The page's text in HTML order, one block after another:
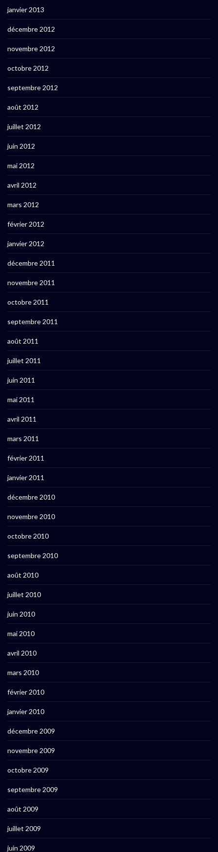
janvier 2013
décembre 2012
novembre 2012
octobre 2012
septembre 2012
août 2012
juillet 2012
juin 2012
mai 2012
avril 2012
mars 2012
février 2012
janvier 2012
décembre 2011
novembre 2011
octobre 2011
septembre 2011
août 2011
juillet 2011
juin 2011
mai 2011
avril 2011
mars 2011
février 2011
janvier 2011
décembre 2010
novembre 2010
octobre 2010
septembre 2010
août 2010
juillet 2010
juin 2010
mai 2010
avril 2010
mars 2010
février 2010
janvier 2010
décembre 2009
novembre 2009
octobre 2009
septembre 2009
août 2009
juillet 2009
juin 2009